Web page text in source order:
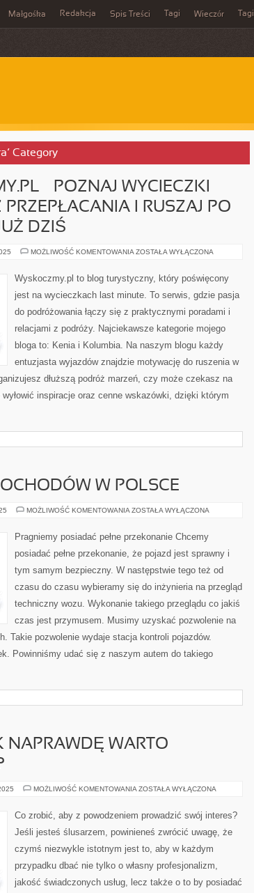
Małgośka Redakcja Spis Treści Tagi Wieczór Tagi
Category
– POZNAJ WYCIECZKI
PRZEPŁACANIA I RUSZAJ PO
DZIŚ
MOŻLIWOŚĆ KOMENTOWANIA BLOG
POZNAJ
WYCIECZKI
MINUTE
PRZEPŁACANIA
RUSZAJ
NOWE
KIERUNKI
DZIŚ
ZOSTAŁA WYŁĄCZONA
Wyskoczmy.pl to blog turystyczny, który poświęcony
jest na wycieczkach last minute. To serwis, gdzie pasja
do podróżowania łączy się z praktycznymi poradami i
relacjami z podróży. Najciekawsze kategorie mojego
bloga to: Kenia i Kolumbia. Na naszym blogu każdy
entuzjasta wyjazdów znajdzie motywację do ruszenia w
dłuższą podróż marzeń, czy może czekasz na
inspiracje oraz cenne wskazówki, dzięki którym
W POLSCE
MOŻLIWOŚĆ KOMENTOWANIA PRODUKCJA
POLSCE
ZOSTAŁA WYŁĄCZONA
Pragniemy posiadać pełne przekonanie Chcemy
posiadać pełne przekonanie, że pojazd jest sprawny i
tym samym bezpieczny. W następstwie tego też od
czasu do czasu wybieramy się do inżynieria na przegląd
techniczny wozu. Wykonanie takiego przeglądu co jakiś
czas jest przymusem. Musimy uzyskać pozwolenie na
Takie pozwolenie wydaje stacja kontroli pojazdów.
Powinniśmy udać się z naszym autem do takiego
NAPRAWDĘ WARTO
MOŻLIWOŚĆ KOMENTOWANIA W
NAPRAWDĘ
ZAINWESTOWAĆ?
ZOSTAŁA WYŁĄCZONA
Co zrobić, aby z powodzeniem prowadzić swój interes?
Jeśli jesteś ślusarzem, powinieneś zwrócić uwagę, że
czymś niezwykle istotnym jest to, aby w każdym
przypadku dbać nie tylko o własny profesjonalizm,
jakość świadczonych usług, lecz także o to by posiadać